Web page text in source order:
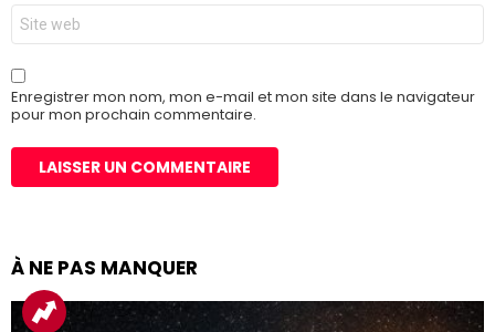
Site
web
Enregistrer mon nom, mon e-mail et mon site dans le navigateur
pour mon prochain commentaire.
À NE PAS MANQUER